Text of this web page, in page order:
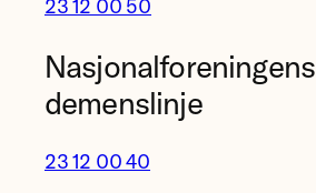
23 12 00 50
Nasjonalforeningens
demenslinje
23 12 00 40